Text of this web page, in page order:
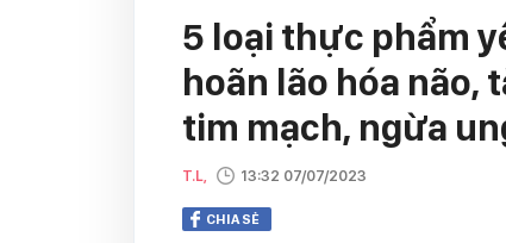
5 loại thực phẩm
hoãn lão hóa
tim mạch, ngừa
T.L, 13:32 07/07/2023
CHIA SẺ